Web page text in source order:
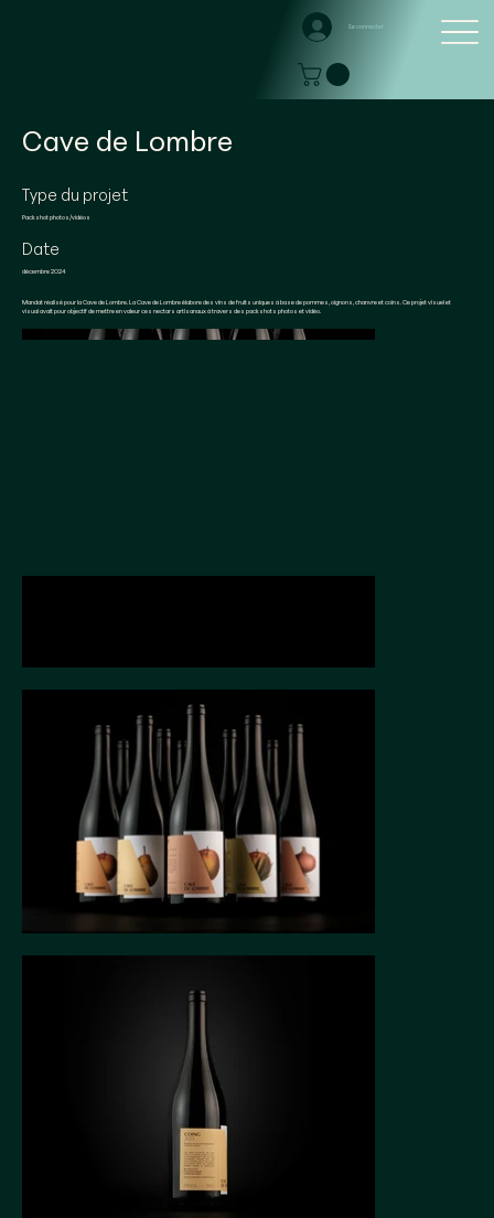
Se connecter
Cave de Lombre
Type du projet
Packshot photos/vidéos
Date
décembre 2024
Mandat réalisé pour la Cave de Lombre. La Cave de Lombre élabore des vins de fruits uniques à base de pommes, oignons, chanvre et coins. Ce projet visuel et
visual avait pour objectif de mettre en valeur ces nectars artisanaux à travers des packshots photos et vidéo.